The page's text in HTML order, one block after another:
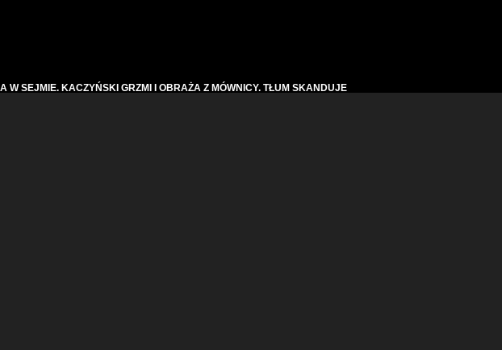
W SEJMIE. KACZYŃSKI GRZMI I OBRAŻA Z MÓWNICY. TŁUM SKANDUJE